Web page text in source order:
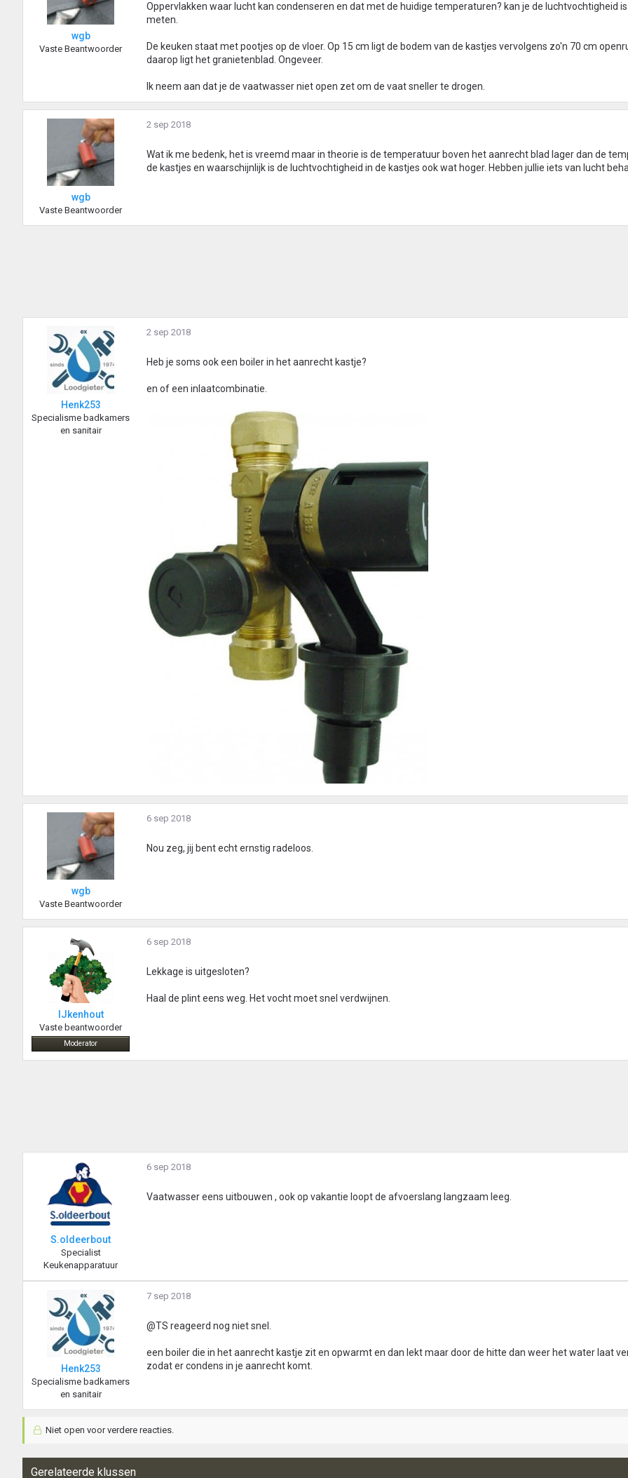
wgb
Vaste Beantwoorder
Oppervlakken waar lucht kan condenseren en dat met de huidige temperaturen? kan je de luchtvochtigheid
meten.
De keuken staat met pootjes op de vloer. Op 15 cm ligt de bodem van de kastjes vervolgens zo'n 70 cm
daarop ligt het granietenblad. Ongeveer.
Ik neem aan dat je de vaatwasser niet open zet om de vaat sneller te drogen.
wgb
Vaste Beantwoorder
2 sep 2018
Wat ik me bedenk, het is vreemd maar in theorie is de temperatuur boven het aanrecht blad lager dan de
de kastjes en waarschijnlijk is de luchtvochtigheid in de kastjes ook wat hoger. Hebben jullie iets van lucht
Henk253
Specialisme badkamers
en sanitair
2 sep 2018
Heb je soms ook een boiler in het aanrecht kastje?
en of een inlaatcombinatie.
wgb
Vaste Beantwoorder
6 sep 2018
Nou zeg, jij bent echt ernstig radeloos.
IJkenhout
Vaste beantwoorder
Moderator
6 sep 2018
Lekkage is uitgesloten?
Haal de plint eens weg. Het vocht moet snel verdwijnen.
S.oldeerbout
Specialist
Keukenapparatuur
6 sep 2018
Vaatwasser eens uitbouwen , ook op vakantie loopt de afvoerslang langzaam leeg.
Henk253
Specialisme badkamers
en sanitair
7 sep 2018
@TS reageerd nog niet snel.
een boiler die in het aanrecht kastje zit en opwarmt en dan lekt maar door de hitte dan weer het water laat
zodat er condens in je aanrecht komt.
Niet open voor verdere reacties.
Gerelateerde klussen